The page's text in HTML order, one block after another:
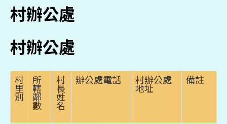
村辦公處
村辦公處
村
里
別
所
轄
鄰
數
村
長
姓
名
辦公處電話 村辦公處
地址
備註